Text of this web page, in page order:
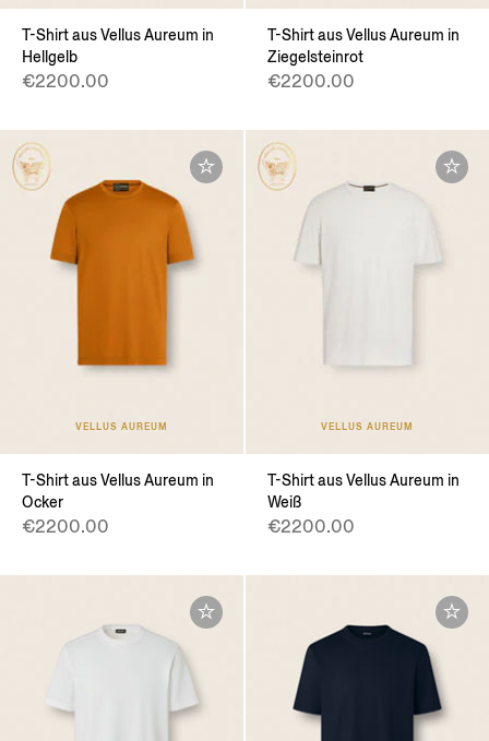
T-Shirt aus Vellus Aureum in
Hellgelb
€2200.00
T-Shirt aus Vellus Aureum in
Ziegelsteinrot
€2200.00
VELLUS AUREUM
T-Shirt aus Vellus Aureum in
Ocker
€2200.00
VELLUS AUREUM
T-Shirt aus Vellus Aureum in
Weiß
€2200.00